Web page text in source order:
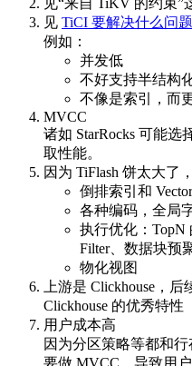
见“来自 TiKV 的约束”
见 TiCI 要解决什么问
例如：
并发低
不好支持半结构
不像是索引，而
MVCC
诸如 StarRocks 可能选
取性能。
因为 TiFlash 饼太大了
倒排索引和
各种编码，全局
执⾏优化：TopN
Filter、数据块预
物化视图
上游是 Clickhouse，
Clickhouse 的优秀特性
用户成本高
因为分区策略等都和